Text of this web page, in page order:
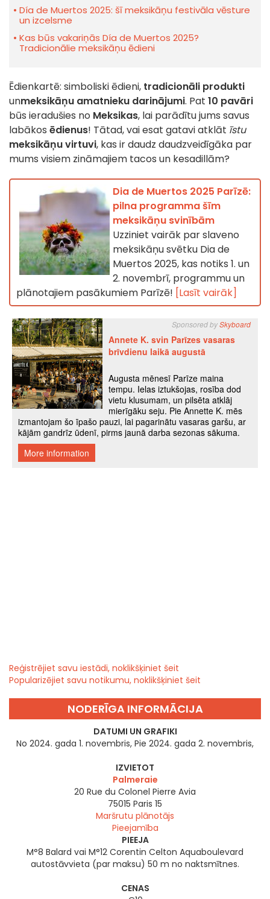
Día de Muertos 2025: šī meksikāņu festivāla vēsture
un izcelsme
Kas būs vakariņās Día de Muertos 2025?
Tradicionālie meksikāņu ēdieni
Ēdienkartē: simboliski ēdieni, tradicionāli produkti
unmeksikāņu amatnieku darinājumi. Pat 10 pavāri
būs ieradušies no Meksikas, lai parādītu jums savus
labākos ēdienus! Tātad, vai esat gatavi atklāt īstu
meksikāņu virtuvi, kas ir daudz daudzveidīgāka par
mums visiem zināmajiem tacos un kesadillām?
Dia de Muertos 2025 Parīzē:
pilna programma šīm
meksikāņu svinībām
Uzziniet vairāk par slaveno
meksikāņu svētku Dia de
Muertos 2025, kas notiks 1. un
2. novembrī, programmu un
plānotajiem pasākumiem Parīzē! [Lasīt vairāk]
Reģistrējiet savu iestādi, noklikšķiniet šeit
Popularizējiet savu notikumu, noklikšķiniet šeit
NODERĪGA INFORMĀCIJA
DATUMI UN GRAFIKI
No 2024. gada 1. novembris, Pie 2024. gada 2. novembris,
IZVIETOT
Palmeraie
20 Rue du Colonel Pierre Avia
75015 Paris 15
Maršrutu plānotājs
Pieejamība
PIEEJA
M°8 Balard vai M°12 Corentin Celton Aquaboulevard
autostāvvieta (par maksu) 50 m no naktsmītnes.
CENAS